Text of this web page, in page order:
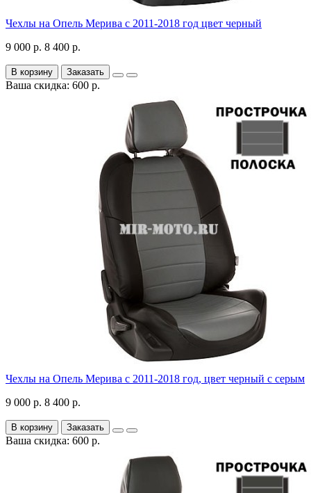
Чехлы на Опель Мерива с 2011-2018 год цвет черный
9 000 р. 8 400 р.
В корзину Заказать
Ваша скидка: 600 р.
Чехлы на Опель Мерива с 2011-2018 год, цвет черный с серым
9 000 р. 8 400 р.
В корзину Заказать
Ваша скидка: 600 р.